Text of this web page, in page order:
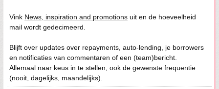
Vink News, inspiration and promotions uit en de hoeveelheid
mail wordt gedecimeerd.
Blijft over updates over repayments, auto-lending, je borrowers
en notificaties van commentaren of een (team)bericht.
Allemaal naar keus in te stellen, ook de gewenste frequentie
(nooit, dagelijks, maandelijks).